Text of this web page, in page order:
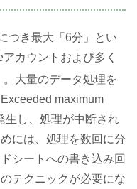
つき最大「6分」とい
カウントおよび多く
。大量のデータ処理を
maximum
生し、処理が中断され
には、処理を数回に分
シートへの書き込み回
テクニックが必要にな